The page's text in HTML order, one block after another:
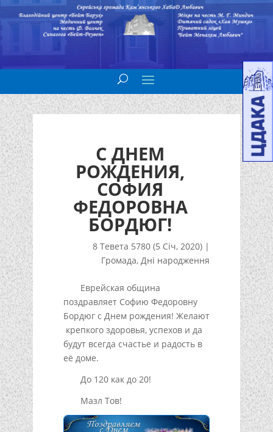
С ДНЕМ
РОЖДЕНИЯ,
СОФИЯ
ФЕДОРОВНА
БОРДЮГ!
8 Тевета 5780 (5 Січ, 2020) |
Громада,Дні народження
Еврейская община
поздравляет Софию Федоровну
Бордюг с Днем рождения! Желают
крепкого здоровья, успехов и да
будут всегда счастье и радость в
её доме.
До 120 как до 20!
Мазл Тов!